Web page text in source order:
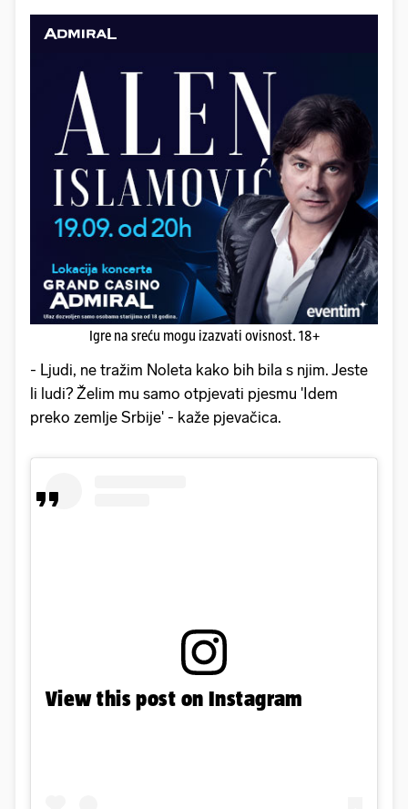
Igre na sreću mogu izazvati ovisnost. 18+
- Ljudi, ne tražim Noleta kako bih bila s njim. Jeste
li ludi? Želim mu samo otpjevati pjesmu 'Idem
preko zemlje Srbije' - kaže pjevačica.
View this post on Instagram